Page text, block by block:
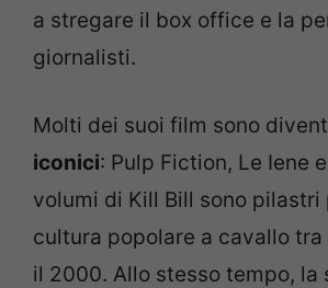
a stregare il box office e la
giornalisti.
Molti dei suoi film sono
iconici: Pulp Fiction, Le Iene
volumi di Kill Bill sono
cultura popolare a cavallo tra
il 2000. Allo stesso tempo, la